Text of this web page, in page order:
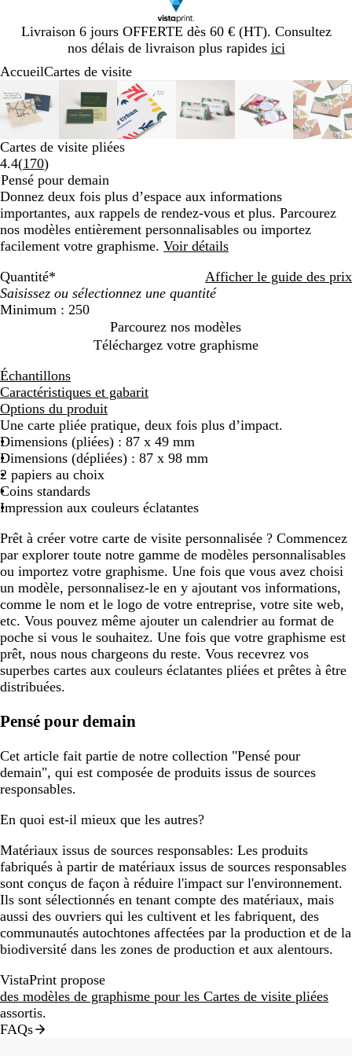
Livraison 6 jours OFFERTE dès 60 € (HT). Consultez
nos délais de livraison plus rapides ici
Diapositive
1
AccueilCartes de visite
zoomable
au
minimum
pour
développer
les
touches
et
moins
pour
zoomer
et
les
touches
fléchées
pour
faire
défiler
zoomable
au
minimum
Cliquez
pour
développer
Utilisez
les
touches
plus
et
pour
zoomer
et
les
touches
pour
faire
défiler
Image
zoomable
Zoom
au
minimum
Cliquez
pour
développer
Utilisez
les
touches
plus
zoomer
et
les
touches
faire
zoomable
au
minimum
pour
développer
les
touches
plus
zoomer
et
les
touches
fléchées
pour
faire
défiler
Image
zoomable
Zoom
au
minimum
Cliquez
pour
développer
Utilisez
les
touches
zoomer
et
les
fléchées
pour
au
pour
les
plus
et
pour
1
sur
Cartes de visite pliées
4.4(170Lire
les
170
avis
)
Pensé pour demain
Donnez deux fois plus d’espace aux informations
importantes, aux rappels de rendez-vous et plus. Parcourez
nos modèles entièrement personnalisables ou importez
facilement votre graphisme. Voir détails
Quantité* Afficher le guide des prix
Minimum : 250
Parcourez nos modèles
Téléchargez votre graphisme
Échantillons
Caractéristiques et gabarit
Options du produit
Une carte pliée pratique, deux fois plus d’impact.
Dimensions (pliées) : 87 x 49 mm
Dimensions (dépliées) : 87 x 98 mm
2 papiers au choix
Coins standards
Impression aux couleurs éclatantes
Prêt à créer votre carte de visite personnalisée ? Commencez
par explorer toute notre gamme de modèles personnalisables
ou importez votre graphisme. Une fois que vous avez choisi
un modèle, personnalisez-le en y ajoutant vos informations,
comme le nom et le logo de votre entreprise, votre site web,
etc. Vous pouvez même ajouter un calendrier au format de
poche si vous le souhaitez. Une fois que votre graphisme est
prêt, nous nous chargeons du reste. Vous recevrez vos
superbes cartes aux couleurs éclatantes pliées et prêtes à être
distribuées.
Pensé pour demain
Cet article fait partie de notre collection "Pensé pour
demain", qui est composée de produits issus de sources
responsables.
En quoi est-il mieux que les autres?
Matériaux issus de sources responsables: Les produits
fabriqués à partir de matériaux issus de sources responsables
sont conçus de façon à réduire l'impact sur l'environnement.
Ils sont sélectionnés en tenant compte des matériaux, mais
aussi des ouvriers qui les cultivent et les fabriquent, des
communautés autochtones affectées par la production et de la
biodiversité dans les zones de production et aux alentours.
VistaPrint propose
des modèles de graphisme pour les Cartes de visite pliées
assortis.
FAQs